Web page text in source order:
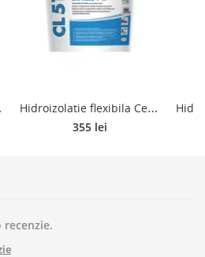
kg H
idroizolatie flexibila Ceresit CL 51, impermeabila, pensulabila, 15 kg
355 lei